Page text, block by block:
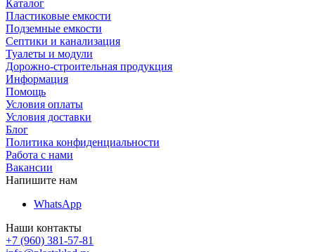
Каталог
Пластиковые емкости
Подземные емкости
Септики и канализация
Туалеты и модули
Дорожно-строительная продукция
Информация
Помощь
Условия оплаты
Условия доставки
Блог
Политика конфиденциальности
Работа с нами
Вакансии
Напишите нам
WhatsApp
Наши контакты
+7 (960) 381-57-81